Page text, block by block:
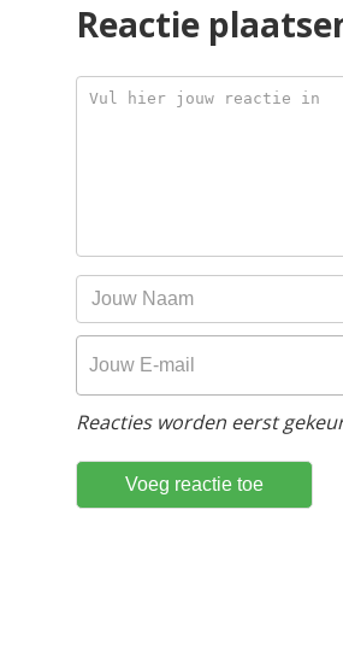
Reactie
Reacties worden eerst